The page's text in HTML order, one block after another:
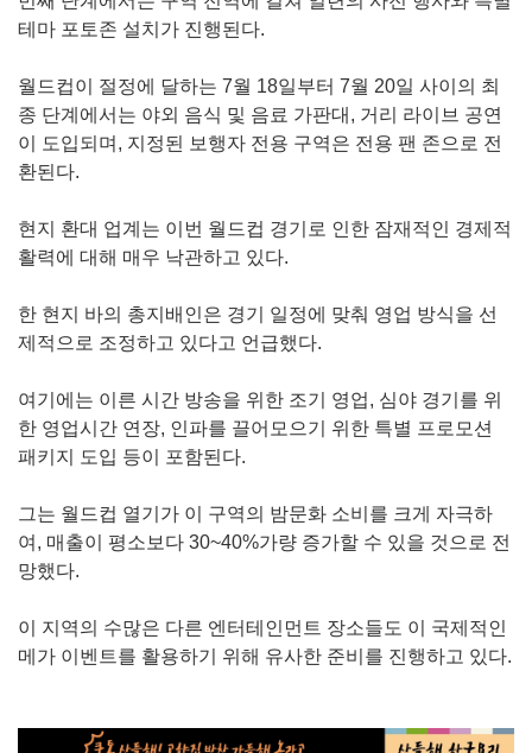
테마 포토존 설치가 진행된다.
월드컵이 절정에 달하는 7월 18일부터 7월 20일 사이의 최
종 단계에서는 야외 음식 및 음료 가판대, 거리 라이브 공연
이 도입되며, 지정된 보행자 전용 구역은 전용 팬 존으로 전
환된다.
현지 환대 업계는 이번 월드컵 경기로 인한 잠재적인 경제적
활력에 대해 매우 낙관하고 있다.
한 현지 바의 총지배인은 경기 일정에 맞춰 영업 방식을 선
제적으로 조정하고 있다고 언급했다.
여기에는 이른 시간 방송을 위한 조기 영업, 심야 경기를 위
한 영업시간 연장, 인파를 끌어모으기 위한 특별 프로모션
패키지 도입 등이 포함된다.
그는 월드컵 열기가 이 구역의 밤문화 소비를 크게 자극하
여, 매출이 평소보다 30~40%가량 증가할 수 있을 것으로 전
망했다.
이 지역의 수많은 다른 엔터테인먼트 장소들도 이 국제적인
메가 이벤트를 활용하기 위해 유사한 준비를 진행하고 있다.